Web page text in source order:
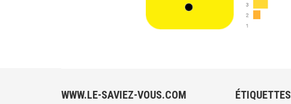
WWW.LE-SAVIEZ-VOUS.COM ÉTIQUETTES